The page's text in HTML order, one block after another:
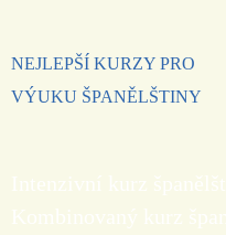
NEJLEPŠÍ KURZY PRO
VÝUKU ŠPANĚLŠTINY